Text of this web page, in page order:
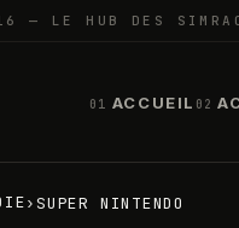
— LE HUB DES
01 ACCUEIL 02
›SUPER NINTENDO